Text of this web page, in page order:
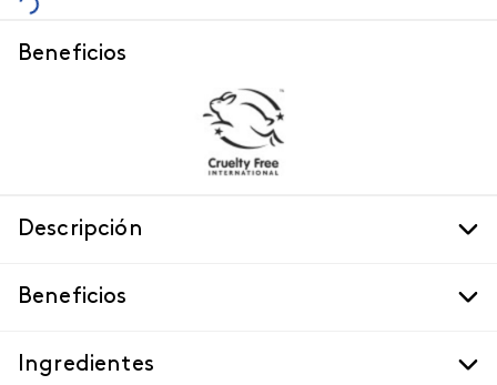
Beneficios
Descripción
Beneficios
Ingredientes